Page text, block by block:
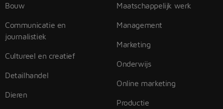
Bouw
Communicatie en
journalistiek
Cultureel en creatief
Detailhandel
Dieren
Maatschappelijk werk
Management
Marketing
Onderwijs
Online marketing
Productie